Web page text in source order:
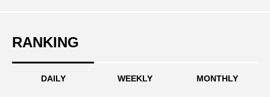
RANKING
DAILY WEEKLY MONTHLY